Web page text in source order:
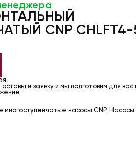
CNP CHLFT4-
заявку и мы подготовим для вас
многоступенчатые насосы CNP, Насосы